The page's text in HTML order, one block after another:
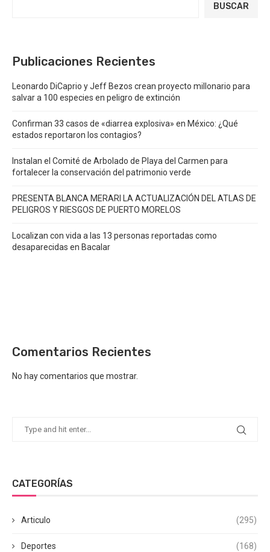
BUSCAR
Publicaciones Recientes
Leonardo DiCaprio y Jeff Bezos crean proyecto millonario para
salvar a 100 especies en peligro de extinción
Confirman 33 casos de «diarrea explosiva» en México: ¿Qué
estados reportaron los contagios?
Instalan el Comité de Arbolado de Playa del Carmen para
fortalecer la conservación del patrimonio verde
PRESENTA BLANCA MERARI LA ACTUALIZACIÓN DEL ATLAS DE
PELIGROS Y RIESGOS DE PUERTO MORELOS
Localizan con vida a las 13 personas reportadas como
desaparecidas en Bacalar
Comentarios Recientes
No hay comentarios que mostrar.
CATEGORÍAS
Articulo (295)
Deportes (168)